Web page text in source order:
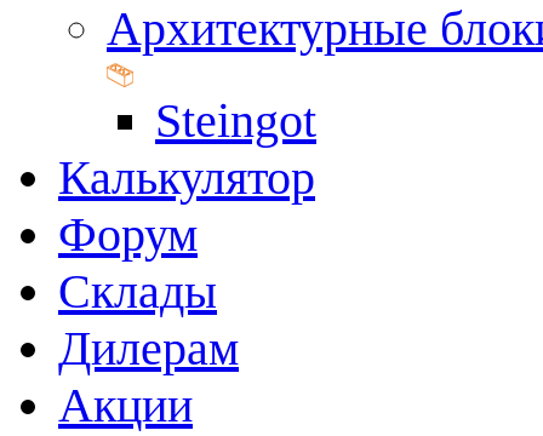
Архитектурные
Steingot
Калькулятор
Форум
Склады
Дилерам
Акции